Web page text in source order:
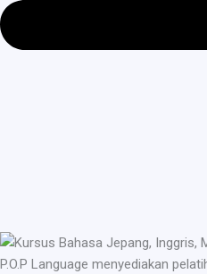
P.O.P Language menyediakan